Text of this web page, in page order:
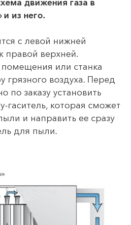
движения газа в
из него.
с левой нижней
правой верхней.
помещения или станка
грязного воздуха. Перед
по заказу установить
гаситель, которая сможет
и направить ее сразу
для пыли.